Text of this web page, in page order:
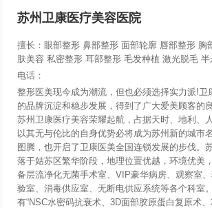
苏州卫康医疗美容医院
擅长：眼部整形 鼻部整形 面部轮廓 唇部整形 胸
肤美容 私密整形 耳部整形 毛发种植 激光脱毛
电话：
整形医美现今成为潮流，但也必须选择实力派!卫
的品牌沉淀和稳步发展，得到了广大爱美顾客的
苏州卫康医疗美容荣耀起航，占据天时、地利、
以其无与伦比的自身优势必将成为苏州新的城市
图腾，也开启了卫康医美全国连锁发展的步伐。
落于姑苏区繁华阶段，地理位置优越，环境优美
备层流净化无菌手术室、VIP豪华病房、观察室
验室、消毒供应室、无断电供应系统等各个科室
有“NSC水密码抗衰术、3D面部胶原蛋白复原术